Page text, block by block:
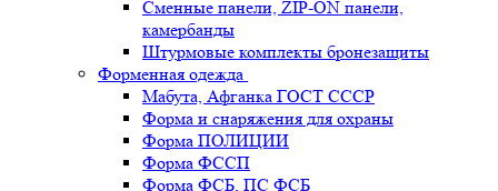
Сменные панели, ZIP-ON панели,
камербанды
Штурмовые комплекты бронезащиты
Форменная одежда
Мабута, Афганка ГОСТ СССР
Форма и снаряжения для охраны
Форма ПОЛИЦИИ
Форма ФССП
Форма ФСБ, ПС ФСБ